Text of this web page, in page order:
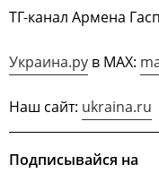
ТГ-канал Армена
Украина.ру в МАХ:
Наш сайт: ukraina.ru
Подписывайся на